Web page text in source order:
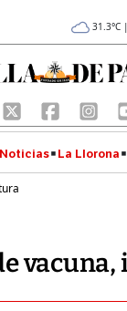
31.3°C
La Llorona